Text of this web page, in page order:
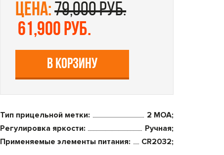
цена:79,000 руб.
61,900 руб.
В КОРЗИНУ
Тип прицельной метки:
2 MOA;
Регулировка яркости:
Ручная;
Применяемые элементы питания:
CR2032;